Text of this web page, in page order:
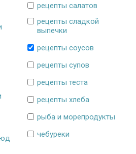
рецепты салатов
рецепты сладкой
выпечки
рецепты соусов
рецепты супов
рецепты теста
рецепты хлеба
рыба и морепродукты
чебуреки